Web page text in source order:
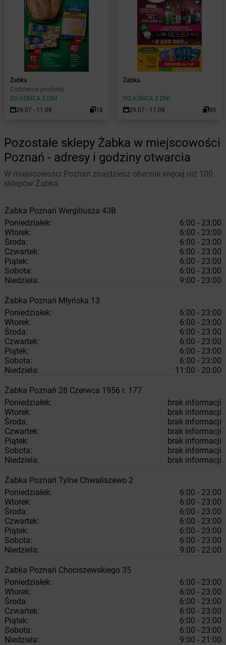
Żabka
Codzienne produkty
DO KOŃCA 2 DNI
29.07 - 11.08
18
Żabka
DO KOŃCA 2 DNI
29.07 - 11.08
90
Pozostałe sklepy Żabka w miejscowości
Poznań - adresy i godziny otwarcia
W miejscowości Poznań znajdziesz obecnie więcej niż 100
sklepów Żabka.
Żabka Poznań Wergiliusza 43B
Poniedziałek:
6:00 - 23:00
Wtorek:
6:00 - 23:00
Środa:
6:00 - 23:00
Czwartek:
6:00 - 23:00
Piątek:
6:00 - 23:00
Sobota:
6:00 - 23:00
Niedziela:
9:00 - 23:00
Żabka Poznań Młyńska 13
Poniedziałek:
6:00 - 23:00
Wtorek:
6:00 - 23:00
Środa:
6:00 - 23:00
Czwartek:
6:00 - 23:00
Piątek:
6:00 - 23:00
Sobota:
6:00 - 23:00
Niedziela:
11:00 - 20:00
Żabka Poznań 28 Czerwca 1956 r. 177
Poniedziałek:
brak informacji
Wtorek:
brak informacji
Środa:
brak informacji
Czwartek:
brak informacji
Piątek:
brak informacji
Sobota:
brak informacji
Niedziela:
brak informacji
Żabka Poznań Tylne Chwaliszewo 2
Poniedziałek:
6:00 - 23:00
Wtorek:
6:00 - 23:00
Środa:
6:00 - 23:00
Czwartek:
6:00 - 23:00
Piątek:
6:00 - 23:00
Sobota:
6:00 - 23:00
Niedziela:
9:00 - 22:00
Żabka Poznań Chociszewskiego 35
Poniedziałek:
6:00 - 23:00
Wtorek:
6:00 - 23:00
Środa:
6:00 - 23:00
Czwartek:
6:00 - 23:00
Piątek:
6:00 - 23:00
Sobota:
6:00 - 23:00
Niedziela:
9:00 - 21:00